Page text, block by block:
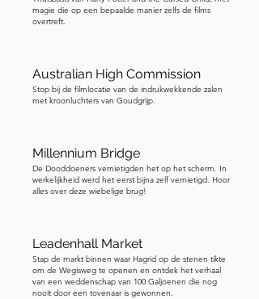
in - het verwijst ook op humoristische
Het is een perfect voorbeeld van hoe
de films echte Londense monumenten
nemen en deze in het magische
team heeft blijkbaar weken aan deze
scène gewerkt, met behulp van een
combinatie van praktische modellen
bouwden ongelooflijk gedetailleerde
miniaturen van delen van de brug en
gebruikten vervolgens gecontroleerde
magie die op een bepaalde manier zelfs de films
overtreft.
Australian High Commission
Stop bij de filmlocatie van de indrukwekkende zalen
met kroonluchters van Goudgrijp.
Millennium Bridge
De Dooddoeners vernietigden het op het scherm. In
werkelijkheid werd het eerst bijna zelf vernietigd. Hoor
alles over deze wiebelige brug!
Leadenhall Market
Stap de markt binnen waar Hagrid op de stenen tikte
om de Wegisweg te openen en ontdek het verhaal
van een weddenschap van 100 Galjoenen die nog
nooit door een tovenaar is gewonnen.